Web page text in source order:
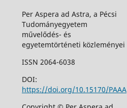
Per Aspera ad Astra, a Pécsi
Tudományegyetem
művelődés- és
egyetemtörténeti közleményei
ISSN 2064-6038
DOI:
https://doi.org/10.15170/PAAA